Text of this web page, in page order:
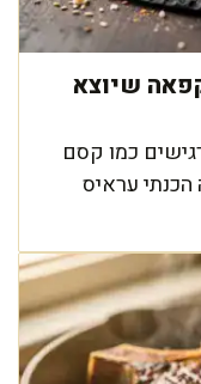
שיוצא
כמו קסם
עראיס